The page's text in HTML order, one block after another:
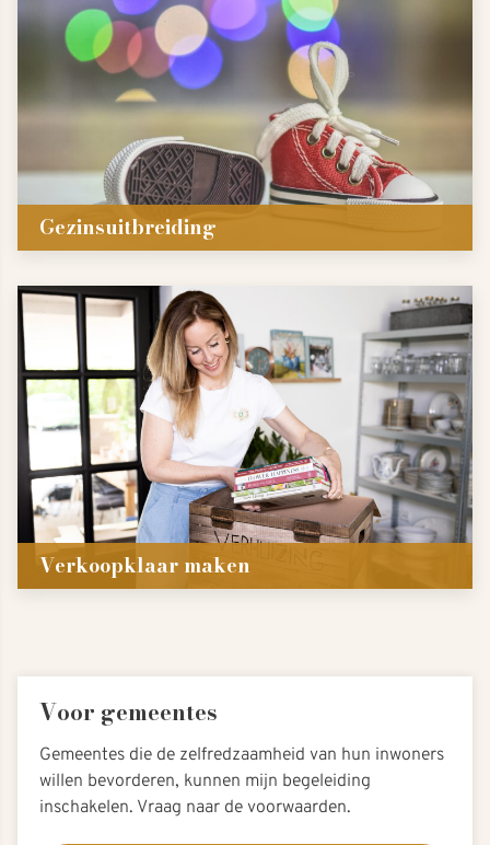
Gezinsuitbreiding
Verkoopklaar maken
Voor gemeentes
Gemeentes die de zelfredzaamheid van hun inwoners
willen bevorderen, kunnen mijn begeleiding
inschakelen. Vraag naar de voorwaarden.